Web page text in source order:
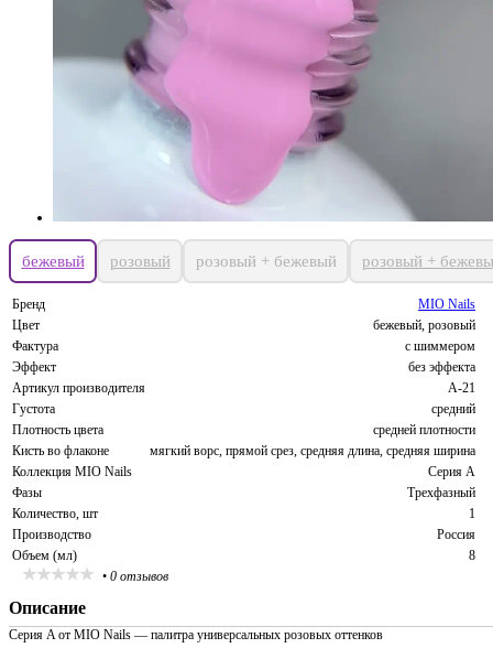
бежевый розовый розовый + бежевый розовый +
Бренд
MIO Nails
Цвет
бежевый, розовый
Фактура
с шиммером
Эффект
без эффекта
Артикул производителя
A-21
Густота
средний
Плотность цвета
средней плотности
Кисть во флаконе
мягкий ворс, прямой срез, средняя длина, средняя ширина
Коллекция MIO Nails
Серия A
Фазы
Трехфазный
Количество, шт
1
Производство
Россия
Объем (мл)
8
• 0 отзывов
Описание
Серия A от MIO Nails — палитра универсальных розовых оттенков